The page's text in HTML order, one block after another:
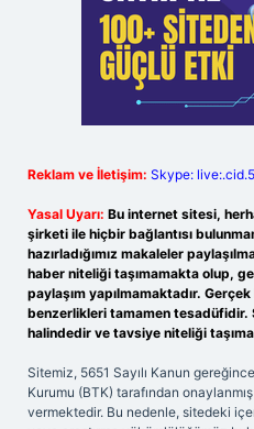
Reklam ve İletişim: Skype:
Yasal Uyarı: Bu internet sitesi,
şirketi ile hiçbir bağlantısı
hazırladığımız makaleler
haber niteliği taşımamakta olup,
paylaşım yapılmamaktadır.
benzerlikleri tamamen
halindedir ve tavsiye niteliği
Sitemiz, 5651 Sayılı Kanun
Kurumu (BTK) tarafından
vermektedir. Bu nedenle, sitedeki